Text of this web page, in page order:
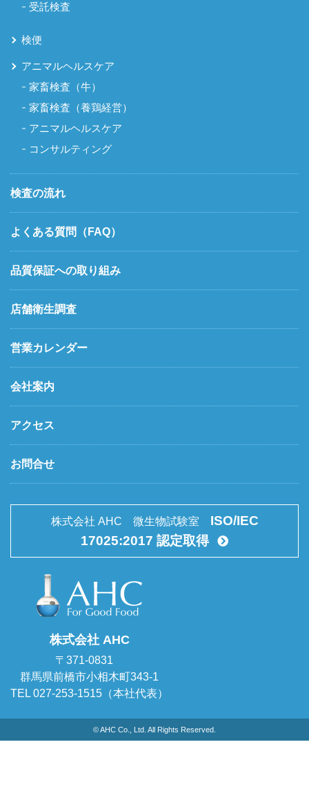
受託検査
検便
アニマルヘルスケア
家畜検査（牛）
家畜検査（養鶏経営）
アニマルヘルスケア
コンサルティング
検査の流れ
よくある質問（FAQ）
品質保証への取り組み
店舗衛生調査
営業カレンダー
会社案内
アクセス
お問合せ
株式会社 AHC 微生物試験室 ISO/IEC
17025:2017 認定取得
株式会社 AHC
〒371-0831
群馬県前橋市小相木町343-1
TEL 027-253-1515（本社代表）
© AHC Co., Ltd. All Rights Reserved.